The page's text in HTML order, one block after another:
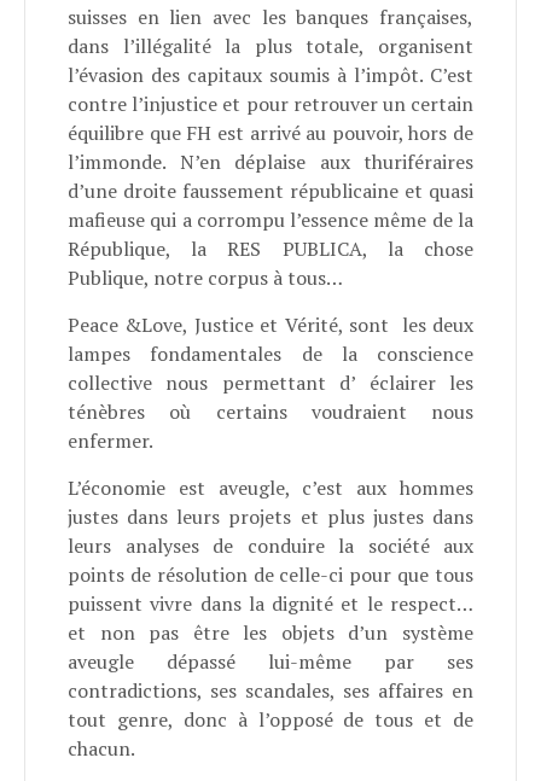
suisses en lien avec les banques françaises,
dans l’illégalité la plus totale, organisent
l’évasion des capitaux soumis à l’impôt. C’est
contre l’injustice et pour retrouver un certain
équilibre que FH est arrivé au pouvoir, hors de
l’immonde. N’en déplaise aux thuriféraires
d’une droite faussement républicaine et quasi
mafieuse qui a corrompu l’essence même de la
République, la RES PUBLICA, la chose
Publique, notre corpus à tous…
Peace &Love, Justice et Vérité, sont les deux
lampes fondamentales de la conscience
collective nous permettant d’ éclairer les
ténèbres où certains voudraient nous
enfermer.
L’économie est aveugle, c’est aux hommes
justes dans leurs projets et plus justes dans
leurs analyses de conduire la société aux
points de résolution de celle-ci pour que tous
puissent vivre dans la dignité et le respect…
et non pas être les objets d’un système
aveugle dépassé lui-même par ses
contradictions, ses scandales, ses affaires en
tout genre, donc à l’opposé de tous et de
chacun.